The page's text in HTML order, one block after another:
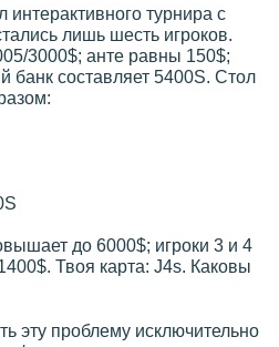
интерактивного турнира с
лишь шесть игроков.
3000$; анте равны 150$;
банк составляет 5400S. Стол
до 6000$; игроки 3 и 4
Твоя карта: J4s. Каковы
эту проблему исключительно